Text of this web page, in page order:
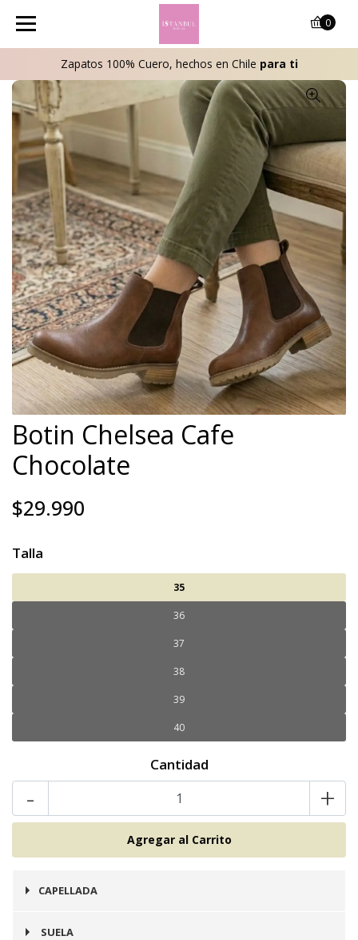
Zapatos 100% Cuero, hechos en Chile para ti
0
Botin Chelsea Cafe
Chocolate
$29.990
Talla
35
36
37
38
39
40
Cantidad
- +
CAPELLADA
Cuero
SUELA